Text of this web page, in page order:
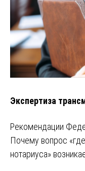
Экспертиза
Рекомендации
Почему вопрос
нотариуса»